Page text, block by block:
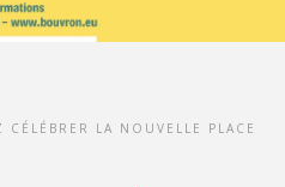
LA NOUVELLE PLACE